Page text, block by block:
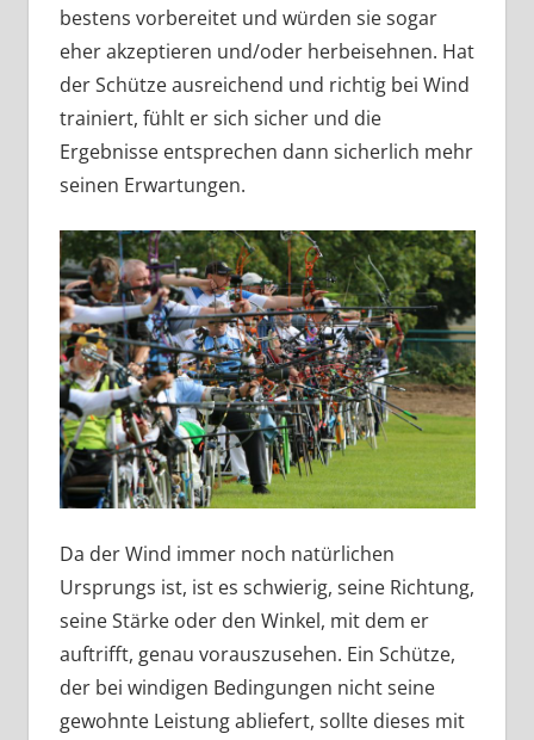
bestens vorbereitet und würden sie sogar
eher akzeptieren und/oder herbeisehnen. Hat
der Schütze ausreichend und richtig bei Wind
trainiert, fühlt er sich sicher und die
Ergebnisse entsprechen dann sicherlich mehr
seinen Erwartungen.
Da der Wind immer noch natürlichen
Ursprungs ist, ist es schwierig, seine Richtung,
seine Stärke oder den Winkel, mit dem er
auftrifft, genau vorauszusehen. Ein Schütze,
der bei windigen Bedingungen nicht seine
gewohnte Leistung abliefert, sollte dieses mit